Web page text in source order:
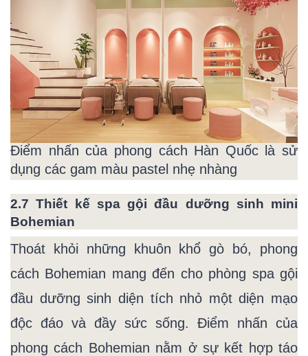
Điểm nhấn của phong cách Hàn Quốc là sử
dụng các gam màu pastel nhẹ nhàng
2.7 Thiết kế spa gội đầu dưỡng sinh mini
Bohemian
Thoát khỏi những khuôn khổ gò bó, phong
cách Bohemian mang đến cho phòng spa gội
đầu dưỡng sinh diện tích nhỏ một diện mạo
độc đáo và đầy sức sống. Điểm nhấn của
phong cách Bohemian nằm ở sự kết hợp táo